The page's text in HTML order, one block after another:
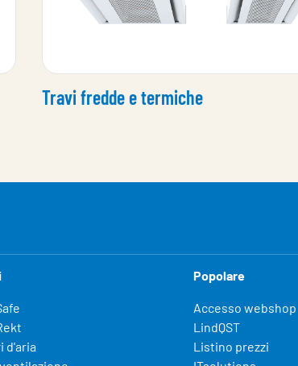
Travi fredde e termiche
d'aria
Popolare
Accesso webshop
LindQST
Listino prezzi